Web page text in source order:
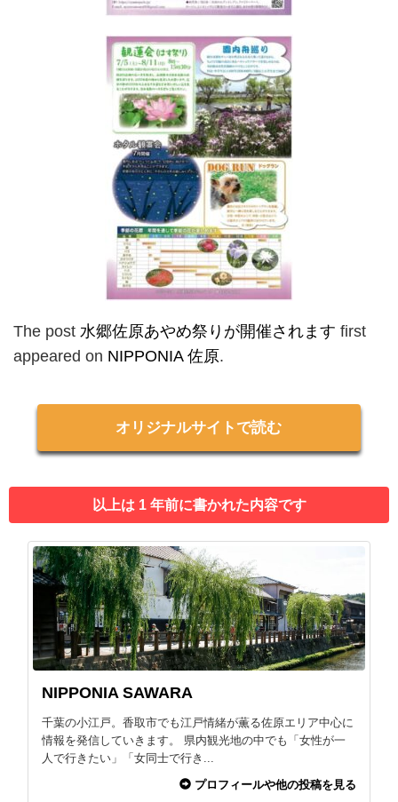
The post 水郷佐原あやめ祭りが開催されます first
appeared on NIPPONIA 佐原.
オリジナルサイトで読む
以上は 1 年前に書かれた内容です
NIPPONIA SAWARA
千葉の小江戸。香取市でも江戸情緒が薫る佐原エリア中心に
情報を発信していきます。 県内観光地の中でも「女性が一
人で行きたい」「女同士で行き...
プロフィールや他の投稿を見る